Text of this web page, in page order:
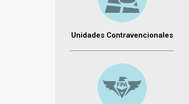
Unidades Contravencionales